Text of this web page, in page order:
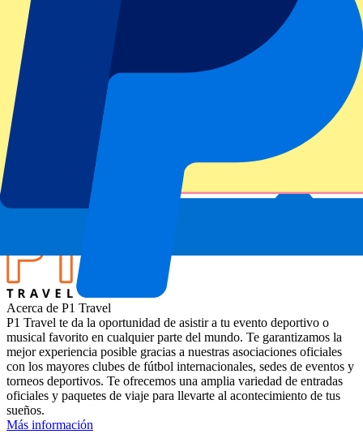
Información del evento
Acerca de Night Session 22 - Men's Singles
Semifinals
ATP Level/Grand Slam
Miami Open 2025
Hard Rock Stadium
Miami Gardens, Estados Unidos
Acerca de P1 Travel
P1 Travel te da la oportunidad de asistir a tu evento deportivo o
musical favorito en cualquier parte del mundo. Te garantizamos la
mejor experiencia posible gracias a nuestras asociaciones oficiales
con los mayores clubes de fútbol internacionales, sedes de eventos y
torneos deportivos. Te ofrecemos una amplia variedad de entradas
oficiales y paquetes de viaje para llevarte al acontecimiento de tus
sueños.
Más información